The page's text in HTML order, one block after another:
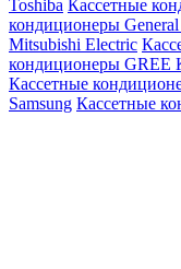
Toshiba Кассетные
кондиционеры
Mitsubishi Electric
кондиционеры GREE
Кассетные
Samsung Кассетные